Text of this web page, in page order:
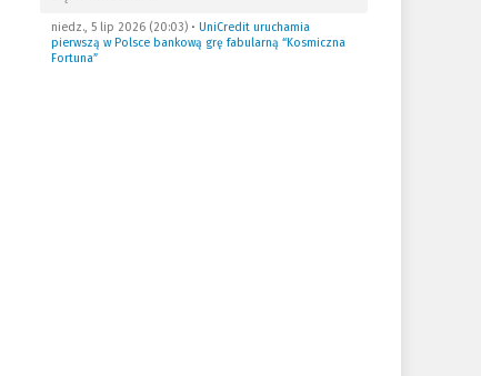
niedz., 5 lip 2026 (20:03)• UniCredit uruchamia
pierwszą w Polsce bankową grę fabularną “Kosmiczna
Fortuna”